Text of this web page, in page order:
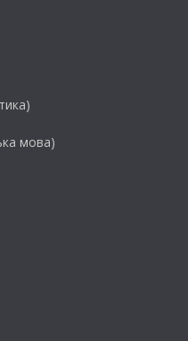
мова)